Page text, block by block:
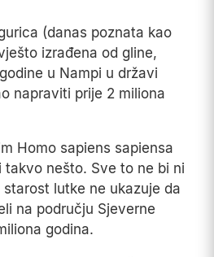
(danas poznata kao
izrađena od gline,
u Nampi u državi
napraviti prije 2 miliona
Homo sapiens sapiensa
takvo nešto. Sve to ne bi ni
lutke ne ukazuje da
na području Sjeverne
godina.